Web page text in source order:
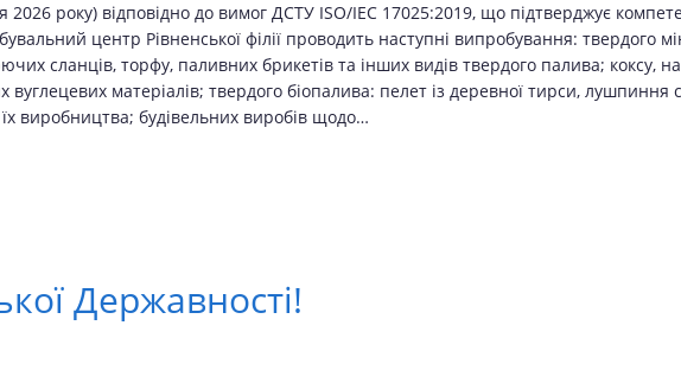
року) відповідно до вимог ДСТУ ISO/IEC 17025:2019, що підтверджує
центр Рівненської філії проводить наступні випробування: твердого
сланців, торфу, паливних брикетів та інших видів твердого палива; коксу,
вуглецевих матеріалів; твердого біопалива: пелет із деревної тирси,
виробництва; будівельних виробів щодо…
Державності!